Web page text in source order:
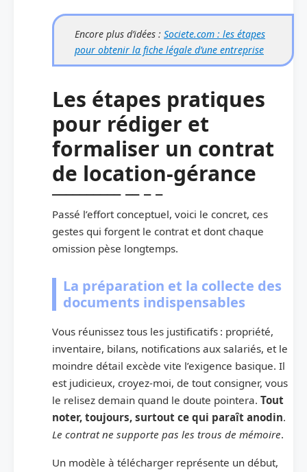
Encore plus d’idées : Societe.com : les étapes
pour obtenir la fiche légale d’une entreprise
Les étapes pratiques
pour rédiger et
formaliser un contrat
de location-gérance
Passé l’effort conceptuel, voici le concret, ces
gestes qui forgent le contrat et dont chaque
omission pèse longtemps.
La préparation et la collecte des
documents indispensables
Vous réunissez tous les justificatifs : propriété,
inventaire, bilans, notifications aux salariés, et le
moindre détail excède vite l’exigence basique. Il
est judicieux, croyez-moi, de tout consigner, vous
le relisez demain quand le doute pointera. Tout
noter, toujours, surtout ce qui paraît anodin.
Le contrat ne supporte pas les trous de mémoire.
Un modèle à télécharger représente un début,